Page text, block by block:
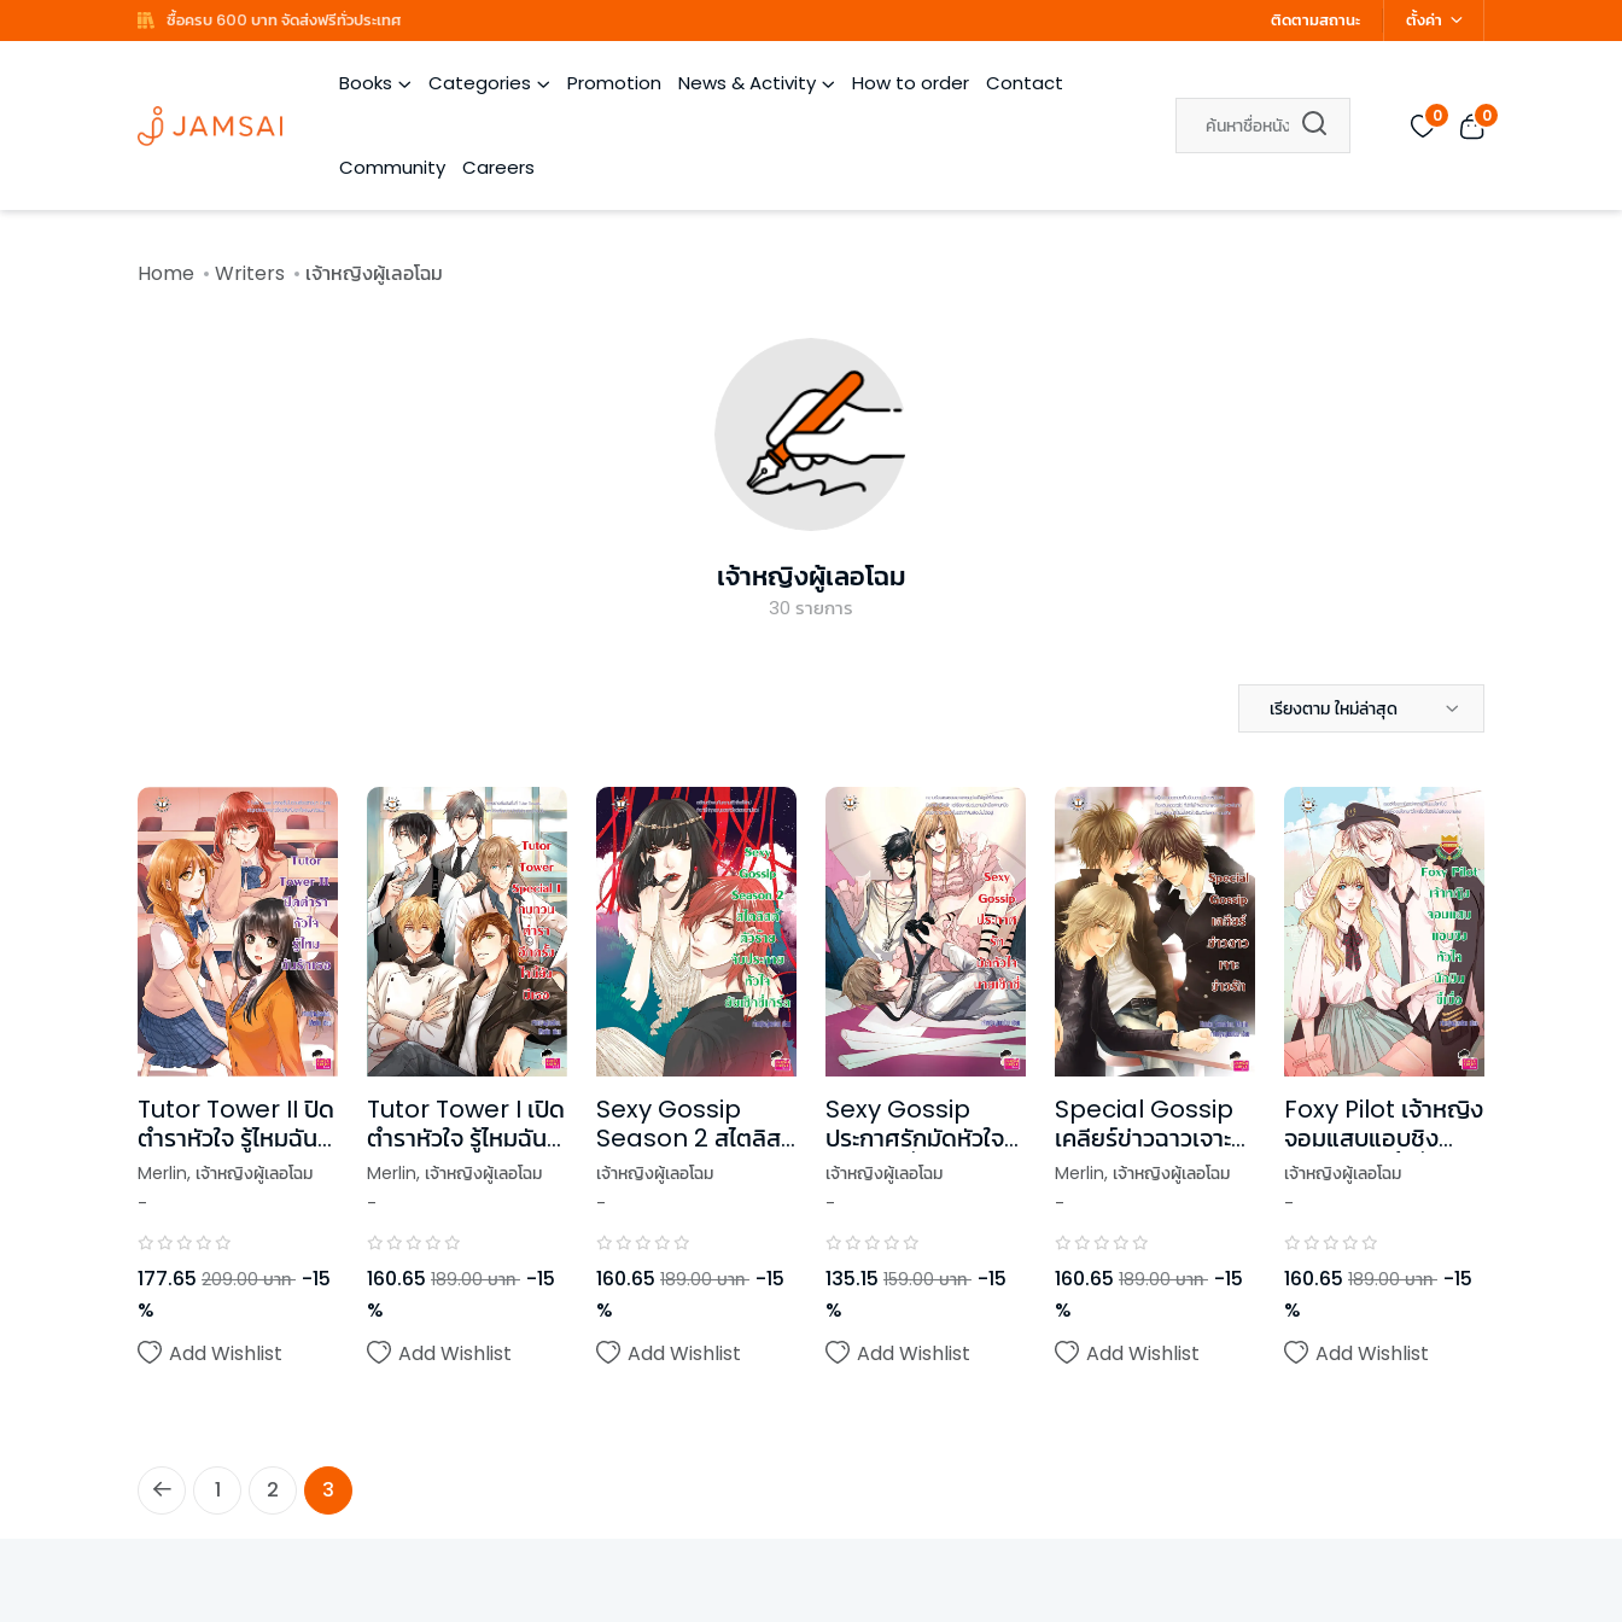
ซื้อครบ 600 บาท จัดส่งฟรีทั่วประเทศ ติดตามสถานะ ตั้งค่า
Books Categories Promotion News & Activity How to order Contact
Community Careers
0 0
Home Writers เจ้าหญิงผู้เลอโฉม
เจ้าหญิงผู้เลอโฉม
30 รายการ
เรียงตาม ใหม่ล่าสุด
Tutor Tower II ปิด
ตำราหัวใจ รู้ไหมฉัน
รักเธอ
Merlin, เจ้าหญิงผู้เลอโฉม
-
177.65 209.00 บาท -15
%
Add Wishlist
Tutor Tower I เปิด
ตำราหัวใจ รู้ไหมฉัน
รักเธอ
Merlin, เจ้าหญิงผู้เลอโฉม
-
160.65 189.00 บาท -15
%
Add Wishlist
Sexy Gossip
Season 2 สไตลิสต์
ตัวร้ายจับประกายหัว
ใจยัยเซ็กซี่เกิร์ล
เจ้าหญิงผู้เลอโฉม
-
160.65 189.00 บาท -15
%
Add Wishlist
Sexy Gossip
ประกาศรักมัดหัวใจ
นายเซ็กซี่
เจ้าหญิงผู้เลอโฉม
-
135.15 159.00 บาท -15
%
Add Wishlist
Special Gossip
เคลียร์ข่าวฉาวเจาะ
ข่าวรัก
Merlin, เจ้าหญิงผู้เลอโฉม
,
-
160.65 189.00 บาท -15
%
Add Wishlist
Foxy Pilot เจ้าหญิง
จอมแสบแอบชิง
หัวใจนักบินขี้เบื่อ ชุด
U Prince
เจ้าหญิงผู้เลอโฉม
-
160.65 189.00 บาท -15
%
Add Wishlist
1 2 3